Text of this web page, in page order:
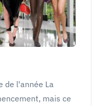
de l'année La
mais ce